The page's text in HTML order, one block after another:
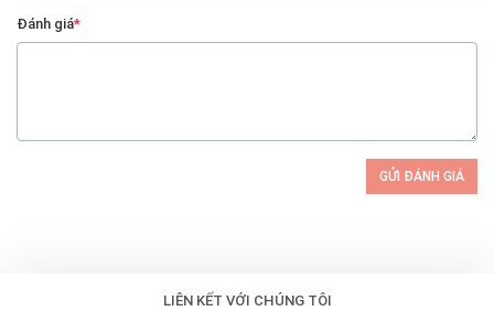
Đánh giá*
GỬI ĐÁNH GIÁ
LIÊN KẾT VỚI CHÚNG TÔI